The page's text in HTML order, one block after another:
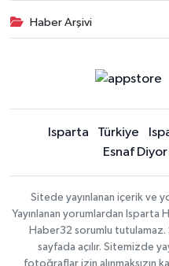
Haber Arşivi
Isparta Türkiye
Esnaf Diyor
Sitede yayınlanan içerik ve
Yayınlanan yorumlardan Isparta
Haber32 sorumlu
sayfada açılır. Sitemizde
fotoğraflar izin alınmaksızın